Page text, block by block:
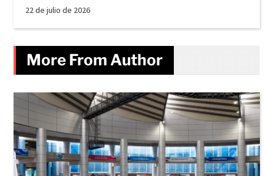
22 de julio de 2026
More From Author